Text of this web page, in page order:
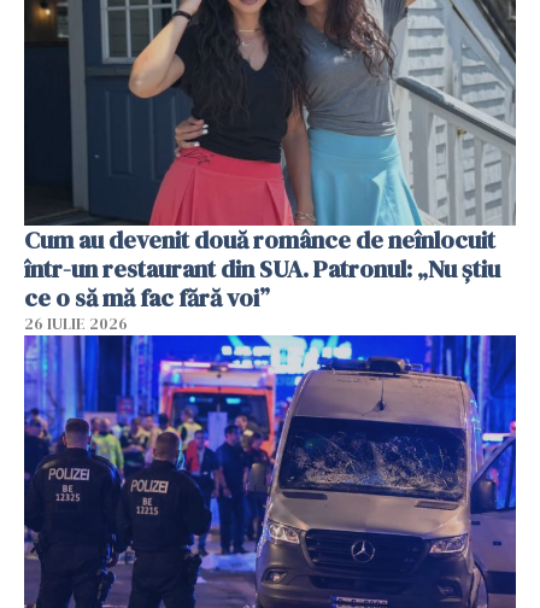
Cum au devenit două românce de neînlocuit
într-un restaurant din SUA. Patronul: „Nu știu
ce o să mă fac fără voi”
26 IULIE 2026